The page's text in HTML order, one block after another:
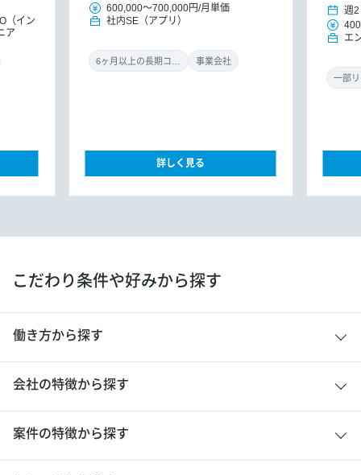
（イン
ア
600,000～700,000円/月単価
社内SE（アプリ）
事業会社
詳しく見る
週2
エ
一部
こだわり条件や好みから探す
働き方から探す
会社の特徴から探す
案件の特徴から探す